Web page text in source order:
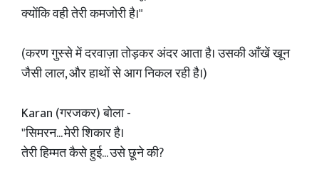
क्योंकि वही तेरी कमजोरी है।"
(करण गुस्से में दरवाज़ा तोड़कर अंदर आता है। उसकी आँखें खून
जैसी लाल, और हाथों से आग निकल रही है।)
Karan (गरजकर) बोला -
"सिमरन... मेरी शिकार है।
तेरी हिम्मत कैसे हुई... उसे छूने की?